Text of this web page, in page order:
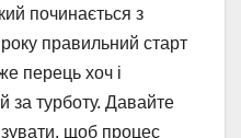
починається з
року правильний старт
перець хоч і
за турботу. Давайте
щоб процес